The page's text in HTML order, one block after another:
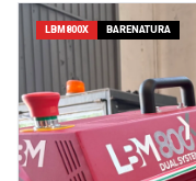
LBM800X BARENATURA